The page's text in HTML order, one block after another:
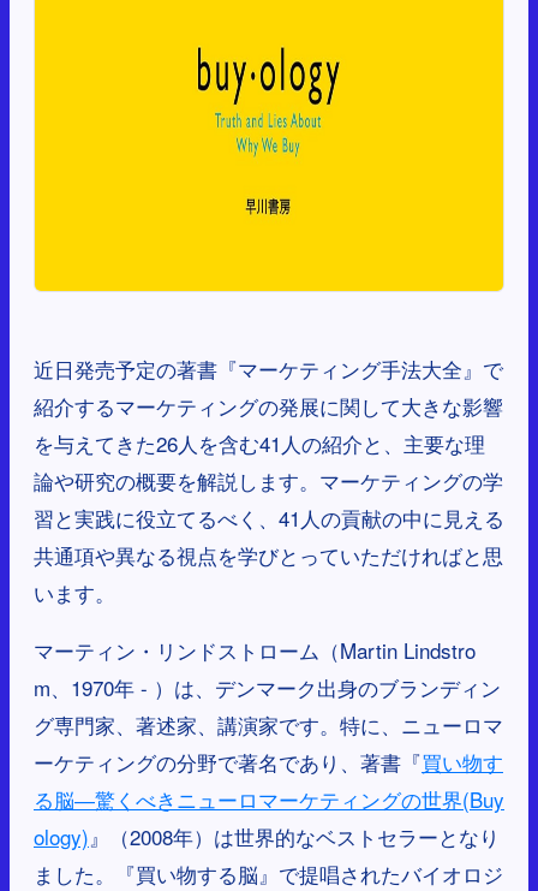
近日発売予定の著書『マーケティング手法大全』で
紹介するマーケティングの発展に関して大きな影響
を与えてきた26人を含む41人の紹介と、主要な理
論や研究の概要を解説します。マーケティングの学
習と実践に役立てるべく、41人の貢献の中に見える
共通項や異なる視点を学びとっていただければと思
います。
マーティン・リンドストローム（Martin Lindstro
m、1970年 - ）は、デンマーク出身のブランディン
グ専門家、著述家、講演家です。特に、ニューロマ
ーケティングの分野で著名であり、著書『買い物す
る脳―驚くべきニューロマーケティングの世界(Buy
ology)』（2008年）は世界的なベストセラーとなり
ました。『買い物する脳』で提唱されたバイオロジ